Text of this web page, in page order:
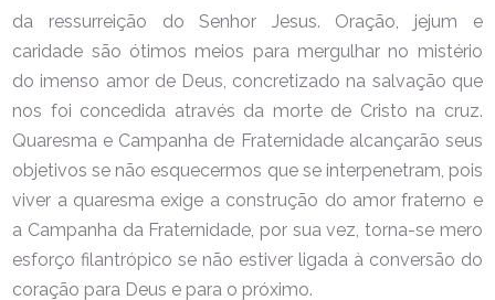
da ressurreição do Senhor Jesus. Oração, jejum e
caridade são ótimos meios para mergulhar no mistério
do imenso amor de Deus, concretizado na salvação que
nos foi concedida através da morte de Cristo na cruz.
Quaresma e Campanha de Fraternidade alcançarão seus
objetivos se não esquecermos que se interpenetram, pois
viver a quaresma exige a construção do amor fraterno e
a Campanha da Fraternidade, por sua vez, torna-se mero
esforço filantrópico se não estiver ligada à conversão do
coração para Deus e para o próximo.